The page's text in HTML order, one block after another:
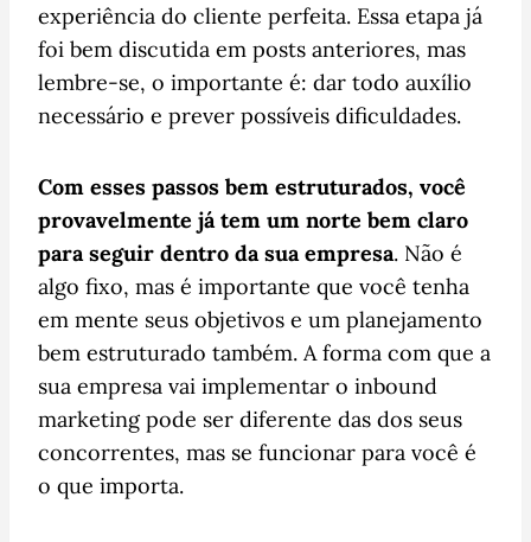
experiência do cliente perfeita. Essa etapa já
foi bem discutida em posts anteriores, mas
lembre-se, o importante é: dar todo auxílio
necessário e prever possíveis dificuldades.
Com esses passos bem estruturados, você
provavelmente já tem um norte bem claro
para seguir dentro da sua empresa. Não é
algo fixo, mas é importante que você tenha
em mente seus objetivos e um planejamento
bem estruturado também. A forma com que a
sua empresa vai implementar o inbound
marketing pode ser diferente das dos seus
concorrentes, mas se funcionar para você é
o que importa.